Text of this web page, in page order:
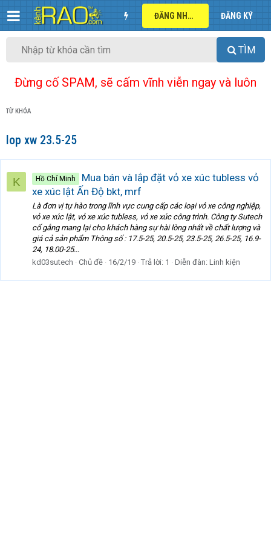
ĐĂNG NHẬP ĐĂNG KÝ
TÌM
Đừng cố SPAM, sẽ cấm vĩnh viễn ngay và luôn
TỪ KHÓA
lop xw 23.5-25
K Hồ Chí Minh
Mua bán và lắp đặt vỏ xe xúc tubless vỏ
xe xúc lật Ấn Độ bkt, mrf
Là đơn vị tự hào trong lĩnh vực cung cấp các loại vỏ xe công nghiệp,
vỏ xe xúc lật, vỏ xe xúc tubless, vỏ xe xúc công trình. Công ty Sutech
cố gắng mang lại cho khách hàng sự hài lòng nhất về chất lượng và
giá cả sản phẩm Thông số : 17.5-25, 20.5-25, 23.5-25, 26.5-25, 16.9-
24, 18.00-25...
kd03sutech
Chủ đề 16/2/19 Trả lời: 1 Diễn đàn: Linh kiện